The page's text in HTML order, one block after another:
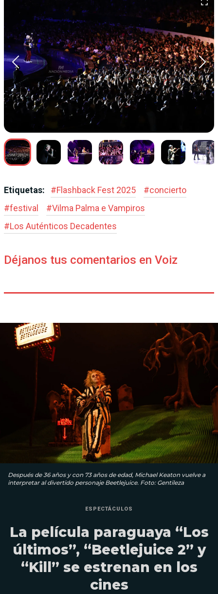
Etiquetas: #Flashback Fest 2025 #concierto
#festival #Vilma Palma e Vampiros
#Los Auténticos Decadentes
Déjanos tus comentarios en Voiz
Después de 36 años y con 73 años de edad, Michael Keaton vuelve a
interpretar al divertido personaje Beetlejuice. Foto: Gentileza
ESPECTÁCULOS
La película paraguaya “Los
últimos”, “Beetlejuice 2” y
“Kill” se estrenan en los
cines